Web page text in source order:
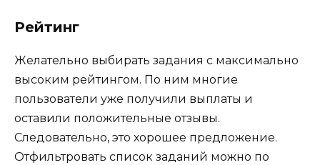
Рейтинг
Желательно выбирать задания с максимально
высоким рейтингом. По ним многие
пользователи уже получили выплаты и
оставили положительные отзывы.
Следовательно, это хорошее предложение.
Отфильтровать список заданий можно по